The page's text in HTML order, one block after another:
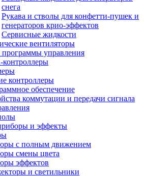
снега
Рукава и стволы для конфетти-пушек и
генераторов крио-эффектов
Сервисные жидкости
вентиляторы
управления
контроллеры
обеспечение
коммутации и передачи сигнала
и эффекты
с полным движением
смены цвета
эффектов
и светильники